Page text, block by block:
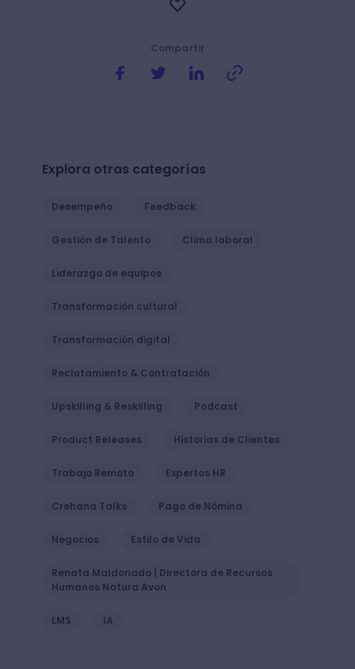
Compartir
Explora otras categorías
Desempeño Feedback
Gestión de Talento Clima laboral
Liderazgo de equipos
Transformación cultural
Transformación digital
Reclutamiento & Contratación
Upskilling & Reskilling Podcast
Product Releases Historias de Clientes
Trabajo Remoto Expertos HR
Crehana Talks Pago de Nómina
Negocios Estilo de Vida
Renata Maldonado | Directora de Recursos
Humanos Natura Avon
LMS IA